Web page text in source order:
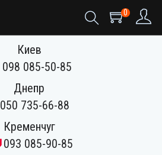
0
Киев
098 085-50-85
Днепр
050 735-66-88
Кременчуг
093 085-90-85